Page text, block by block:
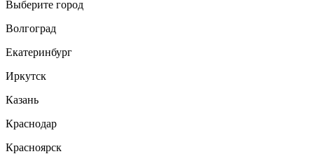
Выберите город
Волгоград
Екатеринбург
Иркутск
Казань
Краснодар
Красноярск